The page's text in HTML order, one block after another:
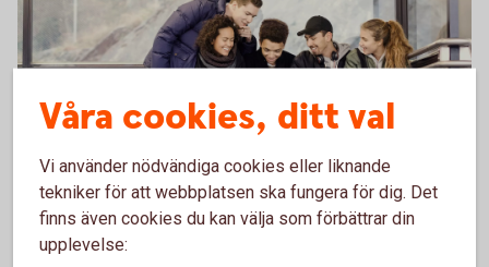
Du är under 18 och ska logga in
Våra cookies, ditt val
Vi använder nödvändiga cookies eller liknande
tekniker för att webbplatsen ska fungera för dig. Det
finns även cookies du kan välja som förbättrar din
upplevelse: